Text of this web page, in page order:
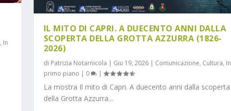
, In
IL MITO DI CAPRI. A DUECENTO ANNI DALLA
SCOPERTA DELLA GROTTA AZZURRA (1826-
2026)
di Patrizia Notarnicola | Giu 19, 2026| Comunicazione, Cultura, In
primo piano | 0 |
La mostra Il mito di Capri. A duecento anni dalla scoperta
della Grotta Azzurra...